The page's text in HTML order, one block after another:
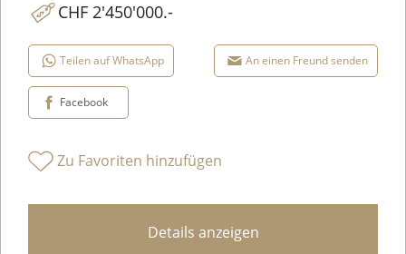
CHF 2'450'000.-
Teilen auf WhatsApp An einen Freund senden
Facebook
Zu Favoriten hinzufügen
Details anzeigen